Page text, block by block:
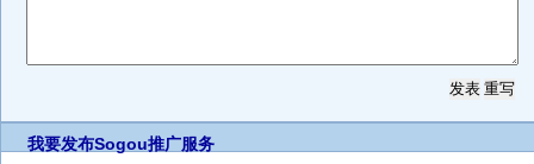
我要发布Sogou推广服务